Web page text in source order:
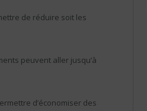
de réduire soit les
peuvent aller jusqu’à
d’économiser des